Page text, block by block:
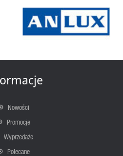
Nowości
Promocje
Wyprzedaże
Polecane